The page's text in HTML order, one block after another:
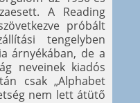
A Reading
próbált
tengelyben
árnyékában, de a
neveinek kiadós
csak „Alphabet
nem lett átütő